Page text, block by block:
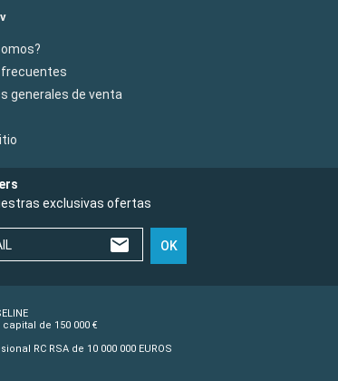
generales de venta
exclusivas ofertas
OK
de 150 000 €
RC RSA de 10 000 000 EUROS